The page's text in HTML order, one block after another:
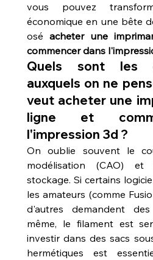
vous pouvez
économique en une bête
osé acheter une
commencer dans
Quels sont les
auxquels on ne
veut acheter une
ligne et
l'impression 3d ?
On oublie souvent le
modélisation (CAO)
stockage. Si certains
les amateurs (comme
d'autres demandent
même, le filament est
investir dans des sacs
hermétiques est